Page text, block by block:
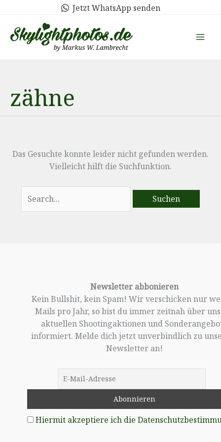
springen
Jetzt WhatsApp senden
zähne
Das Gesuchte konnte leider nicht gefunden werden.
Vielleicht hilft die Suchfunktion.
nach:
Newsletter abbonieren
Kein Bullshit, kein Spam! Wir verschicken nur
Mails pro Jahr, so bist du immer zeitnah über
aktuellen Shootingaktionen und
informiert. Melde dich jetzt unverbindlich zu
Newsletter an!
Hiermit akzeptiere ich die